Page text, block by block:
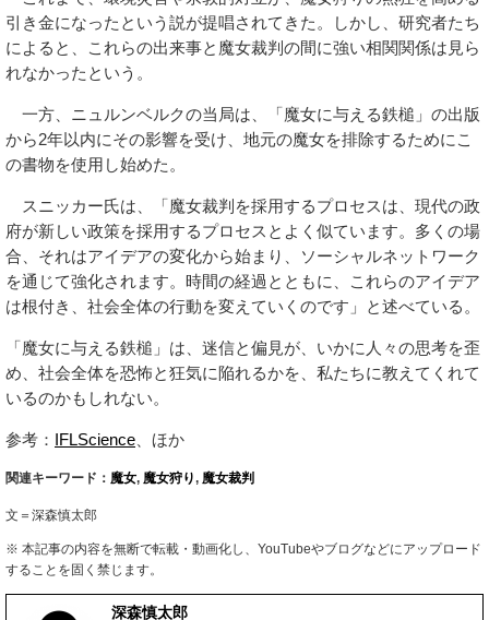
引き金になったという説が提唱されてきた。しかし、研究者たち
によると、これらの出来事と魔女裁判の間に強い相関関係は見ら
れなかったという。
一方、ニュルンベルクの当局は、「魔女に与える鉄槌」の出版
から2年以内にその影響を受け、地元の魔女を排除するためにこ
の書物を使用し始めた。
スニッカー氏は、「魔女裁判を採用するプロセスは、現代の政
府が新しい政策を採用するプロセスとよく似ています。多くの場
合、それはアイデアの変化から始まり、ソーシャルネットワーク
を通じて強化されます。時間の経過とともに、これらのアイデア
は根付き、社会全体の行動を変えていくのです」と述べている。
「魔女に与える鉄槌」は、迷信と偏見が、いかに人々の思考を歪
め、社会全体を恐怖と狂気に陥れるかを、私たちに教えてくれて
いるのかもしれない。
参考： IFLScience 、ほか
関連キーワード： 魔女, 魔女狩り, 魔女裁判
文＝深森慎太郎
※ 本記事の内容を無断で転載・動画化し、YouTubeやブログなどにアップロード
することを固く禁じます。
深森慎太郎